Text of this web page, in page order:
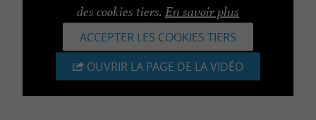
des cookies tiers. En savoir plus
ACCEPTER LES COOKIES TIERS
OUVRIR LA PAGE DE LA VIDÉO